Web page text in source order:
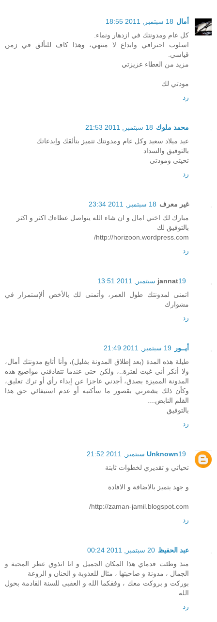
أمال 18 سبتمبر, 2011 18:55
كل عام ومدونتك في ازدهار ونماء.
اسلوب احترافي وابداع لا منتهي، وهذا كاف للتألق في زمن
قياسي.
مزيد من العطاء عزيزتي
مودتي لك
رد
محمد ملوك 18 سبتمبر, 2011 21:53
عيد ميلاد سعيد وكل عام ومدونتك تتميز بتألقك وإبدعاتك
بالتوفيق والسداد
تحيتي ومودتي
رد
غير معرف 18 سبتمبر, 2011 23:34
مبارك لك اختي امال و ان شاء الله يتواصل عطاءك اكثر و اكثر
بالتوفيق لك
http://horizoon.wordpress.com/
رد
jannat19 سبتمبر, 2011 13:51
اتمنى لمدونتك طول العمر، وأتمنى لك بالأخص ألإستمرار في
مشوارك
رد
أيــور
19 سبتمبر, 2011 21:49
طيلة هذه المدة (بعد إطلاق المدونة بقليل)، وأنا أتابع مدونتك أمال،
ولا أنكر أني غبت لفترة..، ولكن حتى عندما تتقاذفني مواضيع هذه
المدونة المميزة بصدق، أجدني عاجزا عن إبداء رأي أو ترك تعليق،
وكأن ذلك يشعرني بقصور ما سأكتبه أو عدم استيفائي حق هذا
القلم النابض....
بالتوفيق
رد
Unknown19 سبتمبر, 2011 21:52
تحياتي و تقديري لخطوات ثابتة
و جهد يتميز بالاضافة و الافادة
http://zaman-jamil.blogspot.com/
رد
عبد الحفيظ 20 سبتمبر, 2011 00:24
منذ وطئت قدماي هذا المكان الجميل و انا اتذوق عطر المحبة و
الجمال ، مدونة و صاحبتها ، مثال للعذوبة و الحنان و الروعة
بوركت و بروكت معك ، وفقكما الله و العقبى للسنة القادمة بحول
الله
رد